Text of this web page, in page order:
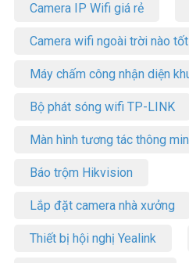
Camera IP Wifi giá rẻ
Camera wifi ngoài trời nào tốt
Máy chấm công nhận diện
Bộ phát sóng wifi TP-LINK
Màn hình tương tác thông
Báo trộm Hikvision
Lắp đặt camera nhà xưởng
Thiết bị hội nghị Yealink